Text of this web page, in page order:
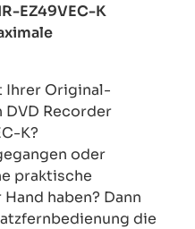
EZ49VEC-K
Ihrer Original-
DVD Recorder
K?
oder
praktische
haben? Dann
die